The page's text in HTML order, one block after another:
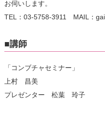
お伺いします。
TEL：03-5758-3911 MAIL：
■講師
「コンブチャセミナー」
上村 昌美
プレゼンター 松葉 玲子